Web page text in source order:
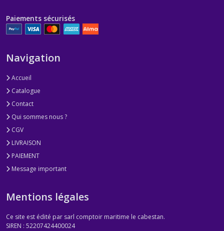
Paiements sécurisés
Navigation
Accueil
Catalogue
Contact
Qui sommes nous ?
CGV
LIVRAISON
PAIEMENT
Message important
Mentions légales
Ce site est édité par sarl comptoir maritime le cabestan.
SIREN : 52207424400024